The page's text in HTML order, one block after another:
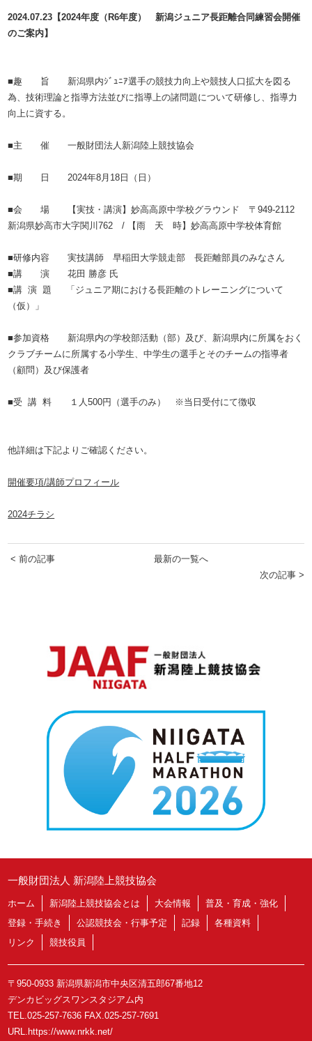
2024.07.23【2024年度（R6年度） 新潟ジュニア長距離合同練習会開催
のご案内】
■趣 旨 新潟県内ｼﾞｭﾆｱ選手の競技力向上や競技人口拡大を図る
為、技術理論と指導方法並びに指導上の諸問題について研修し、指導力
向上に資する。
■主 催 一般財団法人新潟陸上競技協会
■期 日 2024年8月18日（日）
■会 場 【実技・講演】妙高高原中学校グラウンド 〒949-2112
新潟県妙高市大字関川762 / 【雨 天 時】妙高高原中学校体育館
■研修内容 実技講師 早稲田大学競走部 長距離部員のみなさん
■講 演 花田 勝彦 氏
■講 演 題 「ジュニア期における長距離のトレーニングについて
（仮）」
■参加資格 新潟県内の学校部活動（部）及び、新潟県内に所属をおく
クラブチームに所属する小学生、中学生の選手とそのチームの指導者
（顧問）及び保護者
■受 講 料 １人500円（選手のみ） ※当日受付にて徴収
他詳細は下記よりご確認ください。
開催要項/講師プロフィール
2024チラシ
< 前の記事
最新の一覧へ
次の記事 >
一般財団法人 新潟陸上競技協会
ホーム 新潟陸上競技協会とは 大会情報
普及・育成・強化
登録・手続き
公認競技会・行事予定 記録
各種資料
リンク
競技役員
〒950-0933 新潟県新潟市中央区清五郎67番地12
デンカビッグスワンスタジアム内
TEL.025-257-7636 FAX.025-257-7691
URL.https://www.nrkk.net/